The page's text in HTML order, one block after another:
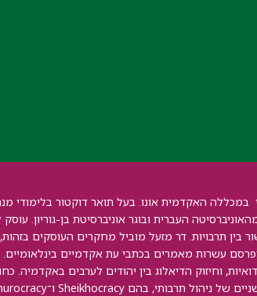
האקדמית אונו. בעל תואר דוקטור בלימודי
בין תרבויות. דר מזעל מוביל מחקרים העוסקים
עשרות מאמרים בכתבי עת אקדמיים בינלאומיים.
וחיזוק הדיאלוג בין יהודים לערבים באקדמיה.